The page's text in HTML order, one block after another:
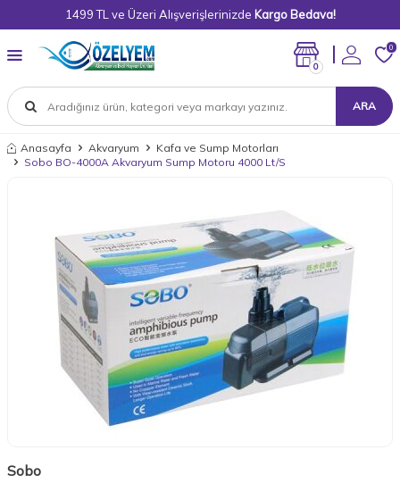
1499 TL ve Üzeri Alışverişlerinizde Kargo Bedava!
ARA
0
0
Anasayfa Akvaryum
Kafa ve Sump Motorları
Sobo BO-4000A Akvaryum Sump Motoru 4000 Lt/S
Sobo